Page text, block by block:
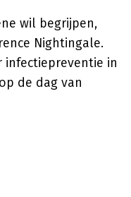
wil begrijpen,
Nightingale.
infectiepreventie in
de dag van